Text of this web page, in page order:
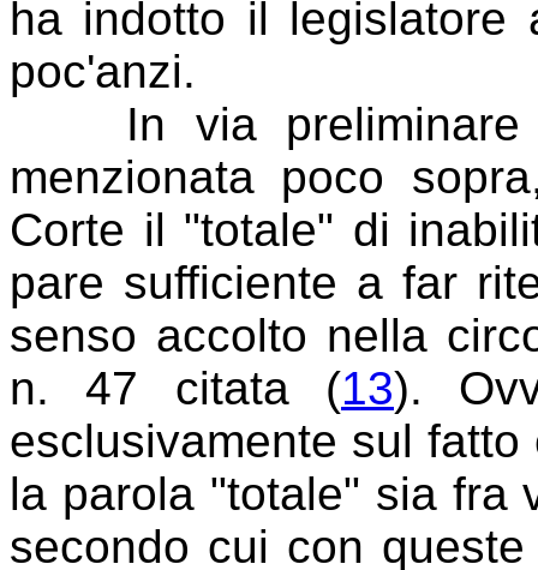
ha indotto il legislatore
poc'anzi.
In via preliminare
menzionata poco
Corte il "totale" di
pare sufficiente a far
senso accolto nella
n. 47 citata (13).
esclusivamente sul
la parola "totale" sia fra
secondo cui con